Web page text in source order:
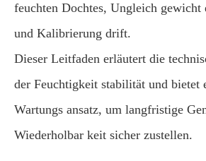
feuchten Dochtes, Ungleich gewicht
und Kalibrierung drift.
Dieser Leitfaden erläutert die
der Feuchtigkeit stabilität und bietet
Wartungs ansatz, um langfristige
Wiederholbar keit sicher zustellen.